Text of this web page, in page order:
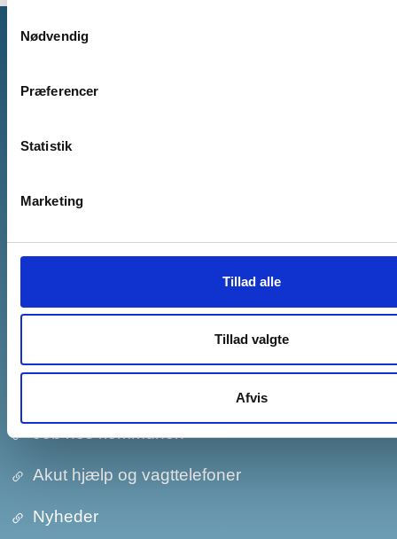
Nødvendig
Præferencer
Statistik
Marketing
Tillad alle
Tillad valgte
Afvis
Hovedtelefonnr.:
Bestil et opkald ved Sønderborg Kommune
Job hos kommunen
Akut hjælp og vagttelefoner
Nyheder